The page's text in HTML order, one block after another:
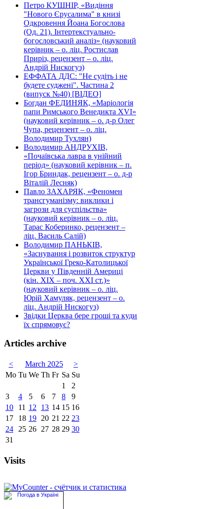
Петро КУШНІР, «Видіння
"Нового Єрусалима" в книзі
Одкровення Йоана Богослова
(Од. 21). Інтертекстуально-
богословський аналіз» (науковий
керівник – о. ліц. Ростислав
Приріз, рецензент – о. ліц.
Андрій Нискогуз)
ЕФФАТА ДДС: "Не судіть і не
будете суджені". Частина 2
(випуск №40) [ВІДЕО]
Богдан ФЕДИНЯК, «Маріологія
папи Римського Венедикта XVI»
(науковий керівник – о. д-р Олег
Чупа, рецензент – о. ліц.
Володимир Тухлян)
Володимир АНДРУХІВ,
«Почаївська лавра в унійний
період» (науковий керівник – п.
Ігор Бриндак, рецензент – о. д-р
Віталій Лесняк)
Павло ЗАХАРЯК, «Феномен
трансгуманізму: виклики і
загрози для суспільства»
(науковий керівник – о. ліц.
Тарас Коберинко, рецензент –
ліц. Василь Салій)
Володимир ПАНЬКІВ,
«Заснування і розвиток структур
Української Греко-Католицької
Церкви у Південній Америці
(кін. ХІХ – поч. ХХІ ст.)»
(науковий керівник – о. ліц.
Юрій Хамуляк, рецензент – о.
ліц. Андрій Нискогуз)
Звідки Церква бере гроші та куди
їх спрямовує?
Articles archive
< March 2025
>
Mo Tu We Th Fr Sa Su
1
2
3
4 5 6 7 8
9
10
11 12 13 14 15 16
17
18 19 20 21 22 23
24
25 26 27 28 29 30
31
Visits